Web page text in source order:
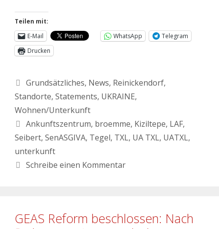
Teilen mit:
E-Mail
WhatsApp
Telegram
Drucken
Grundsätzliches, News, Reinickendorf,
Standorte, Statements, UKRAINE,
Wohnen/Unterkunft
Ankunftszentrum, broemme, Kiziltepe, LAF,
Seibert, SenASGIVA, Tegel, TXL, UA TXL, UATXL,
unterkunft
Schreibe einen Kommentar
GEAS Reform beschlossen: Nach